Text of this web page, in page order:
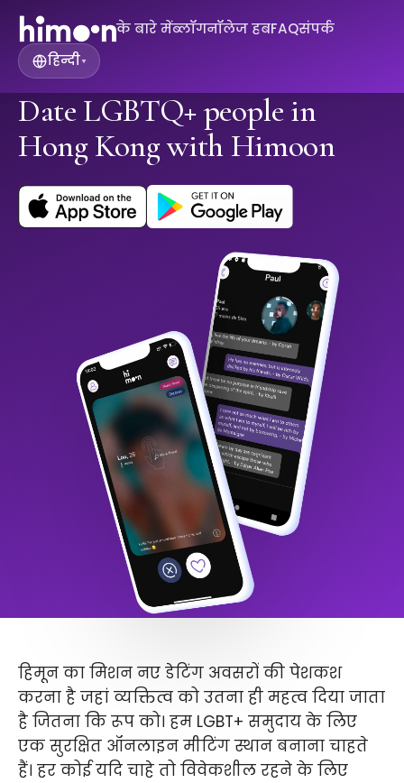
के बारे मेंब्लॉगनॉलेज हबFAQसंपर्क
हिन्दी▾
Date LGBTQ+ people in
Hong Kong with Himoon
हिमून का मिशन नए डेटिंग अवसरों की पेशकश
करना है जहां व्यक्तित्व को उतना ही महत्व दिया जाता
है जितना कि रूप को। हम LGBT+ समुदाय के लिए
एक सुरक्षित ऑनलाइन मीटिंग स्थान बनाना चाहते
हैं। हर कोई यदि चाहे तो विवेकशील रहने के लिए